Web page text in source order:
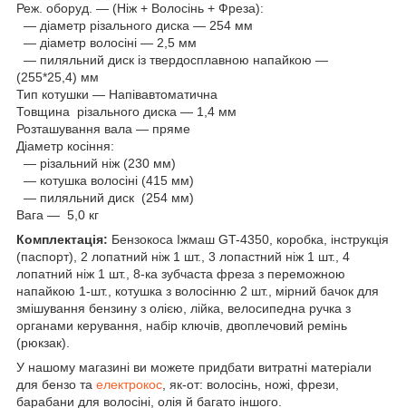
Реж. оборуд. ― (Ніж + Волосінь + Фреза):
― діаметр різального диска — 254 мм
― діаметр волосіні — 2,5 мм
— пиляльний диск із твердосплавною напайкою —
(255*25,4) мм
Тип котушки — Напівавтоматична
Товщина різального диска — 1,4 мм
Розташування вала — пряме
Діаметр косіння:
― різальний ніж (230 мм)
― котушка волосіні (415 мм)
— пиляльний диск (254 мм)
Вага — 5,0 кг
Комплектація: Бензокоса Іжмаш GT-4350, коробка, інструкція
(паспорт), 2 лопатний ніж 1 шт., 3 лопастний ніж 1 шт., 4
лопатний ніж 1 шт., 8-ка зубчаста фреза з переможною
напайкою 1-шт., котушка з волосінню 2 шт., мірний бачок для
змішування бензину з олією, лійка, велосипедна ручка з
органами керування, набір ключів, двоплечовий ремінь
(рюкзак).
У нашому магазині ви можете придбати витратні матеріали
для бензо та електрокос, як-от: волосінь, ножі, фрези,
барабани для волосіні, олія й багато іншого.